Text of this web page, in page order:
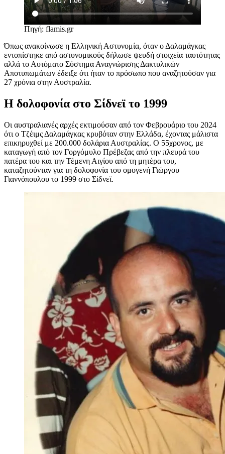
Πηγή: flamis.gr
Όπως ανακοίνωσε η Ελληνική Αστυνομία, όταν ο Δαλαμάγκας
εντοπίστηκε από αστυνομικούς δήλωσε ψευδή στοιχεία ταυτότητας
αλλά το Αυτόματο Σύστημα Αναγνώρισης Δακτυλικών
Αποτυπωμάτων έδειξε ότι ήταν το πρόσωπο που αναζητούσαν για
27 χρόνια στην Αυστραλία.
Η δολοφονία στο Σίδνεϊ το 1999
Οι αυστραλιανές αρχές εκτιμούσαν από τον Φεβρουάριο του 2024
ότι ο Τζέιμς Δαλαμάγκας κρυβόταν στην Ελλάδα, έχοντας μάλιστα
επικηρυχθεί με 200.000 δολάρια Αυστραλίας. Ο 55χρονος, με
καταγωγή από τον Γοργόμυλο Πρέβεζας από την πλευρά του
πατέρα του και την Τέμενη Αιγίου από τη μητέρα του,
καταζητούνταν για τη δολοφονία του ομογενή Γιώργου
Γιαννόπουλου το 1999 στο Σίδνεϊ.